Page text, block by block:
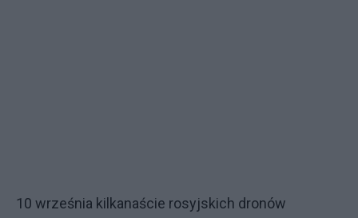
10 września kilkanaście rosyjskich dronów